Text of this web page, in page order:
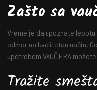
Zašto sa
Vreme je da upoznate
odmor na kvalitetan način.
upotrebom VAUČERA
Tražite